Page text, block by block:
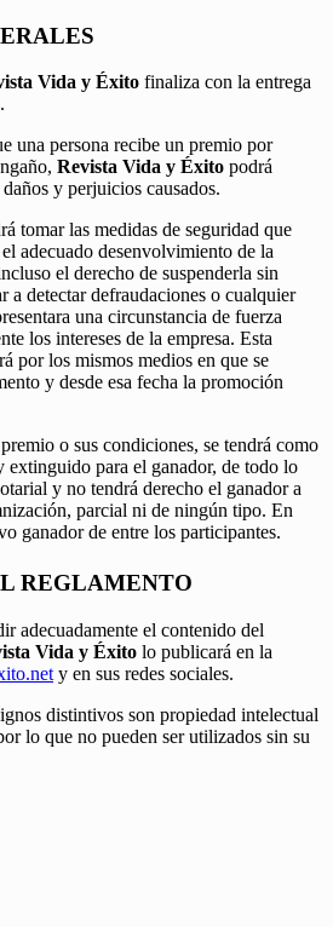
Vida y Éxito finaliza con la entrega
una persona recibe un premio por
Revista Vida y Éxito podrá
y perjuicios causados.
tomar las medidas de seguridad que
adecuado desenvolvimiento de la
el derecho de suspenderla sin
a detectar defraudaciones o cualquier
una circunstancia de fuerza
los intereses de la empresa. Esta
por los mismos medios en que se
y desde esa fecha la promoción
o sus condiciones, se tendrá como
para el ganador, de todo lo
y no tendrá derecho el ganador a
parcial ni de ningún tipo. En
ganador de entre los participantes.
REGLAMENTO
adecuadamente el contenido del
Vida y Éxito lo publicará en la
y en sus redes sociales.
distintivos son propiedad intelectual
lo que no pueden ser utilizados sin su